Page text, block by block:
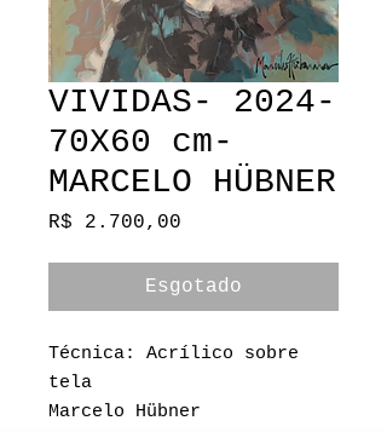
VIVIDAS- 2024-
70X60 cm-
MARCELO HÜBNER
R$ 2.700,00
Esgotado
Técnica: Acrílico sobre
tela
Marcelo Hübner